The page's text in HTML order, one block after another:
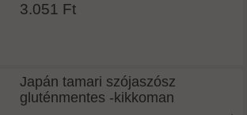
3.051 Ft
Japán tamari szójaszósz
gluténmentes -kikkoman